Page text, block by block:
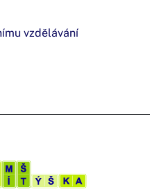
vzdělávání